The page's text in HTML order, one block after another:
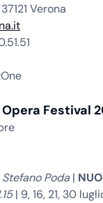
Verona
Festival
Stefano Poda |
| 9, 16, 21, 30